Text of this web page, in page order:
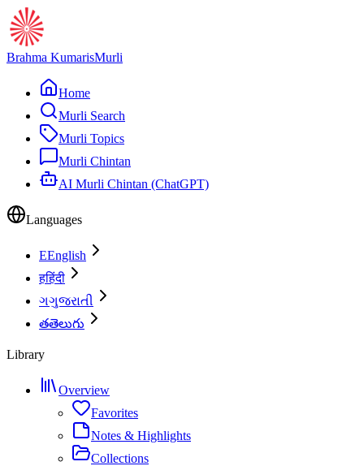
Brahma KumarisMurli
Home
Murli Search
Murli Topics
Murli Chintan
AI Murli Chintan (ChatGPT)
Languages
EEnglish
हहिंदी
ગગુજરાતી
తతెలుగు
Library
Overview
Favorites
Notes & Highlights
Collections